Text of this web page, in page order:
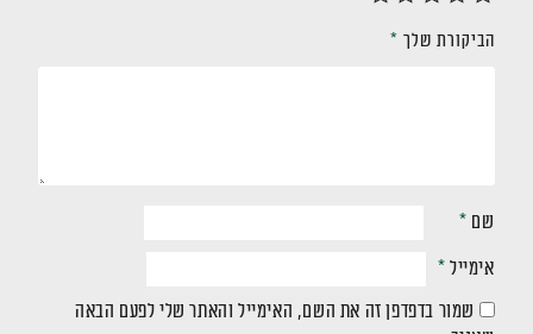
הביקורת שלך *
שם *
אימייל *
שמור בדפדפן זה את השם, האימייל והאתר שלי לפעם הבאה